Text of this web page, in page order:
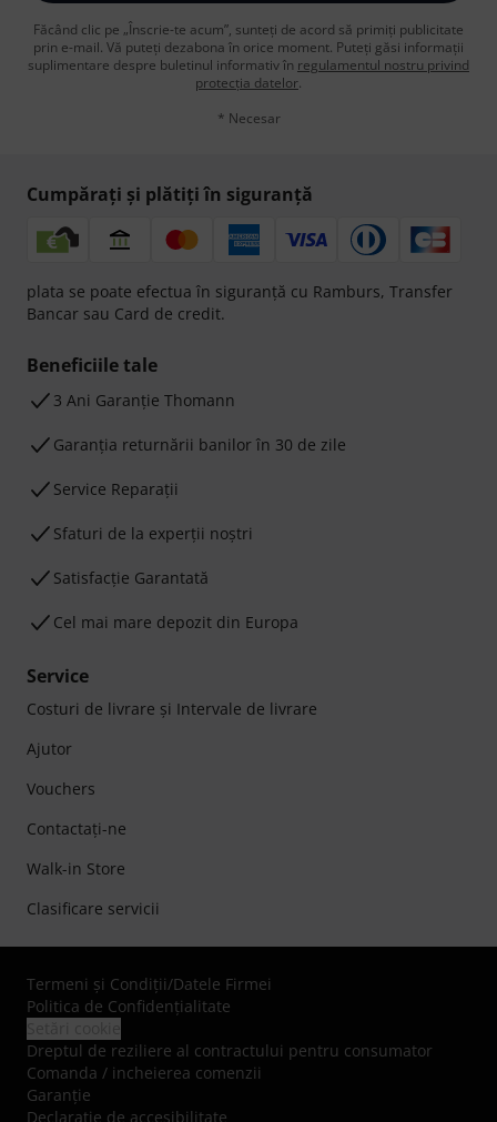
Făcând clic pe „Înscrie-te acum”, sunteți de acord să primiți publicitate
prin e-mail. Vă puteți dezabona în orice moment. Puteți găsi informații
suplimentare despre buletinul informativ în regulamentul nostru privind
protecția datelor.
* Necesar
Cumpărați și plătiți în siguranță
plata se poate efectua în siguranță cu Ramburs, Transfer
Bancar sau Card de credit.
Beneficiile tale
3 Ani Garanție Thomann
Garanţia returnării banilor în 30 de zile
Service Reparații
Sfaturi de la experții noștri
Satisfacție Garantată
Cel mai mare depozit din Europa
Service
Costuri de livrare şi Intervale de livrare
Ajutor
Vouchers
Contactaţi-ne
Walk-in Store
Clasificare servicii
Termeni şi Condiţii/Datele Firmei
Politica de Confidenţialitate
Dreptul de reziliere al contractului pentru consumator
Comanda / incheierea comenzii
Garanție
Declarație de accesibilitate